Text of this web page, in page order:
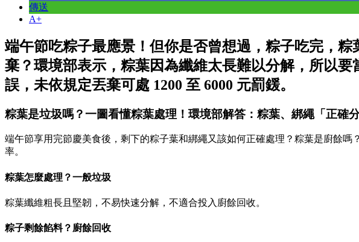
傳送
A+
端午節吃粽子最應景！但你是否曾想過，粽子吃完，
棄？環境部表示，粽葉因為纖維太長難以分解，所以
誤，未依規定丟棄可處 1200 至 6000 元罰鍰。
粽葉是垃圾嗎？一圖看懂粽葉處理！環境部解答：粽葉、綁繩「正確分
端午節享用完節慶美食後，剩下的粽子葉和綁繩又該如何正確處理？粽葉是廚餘嗎
率。
粽葉怎麼處理？一般垃圾
粽葉纖維粗長且堅韌，不易快速分解，不適合投入廚餘回收。
粽子剩餘餡料？廚餘回收